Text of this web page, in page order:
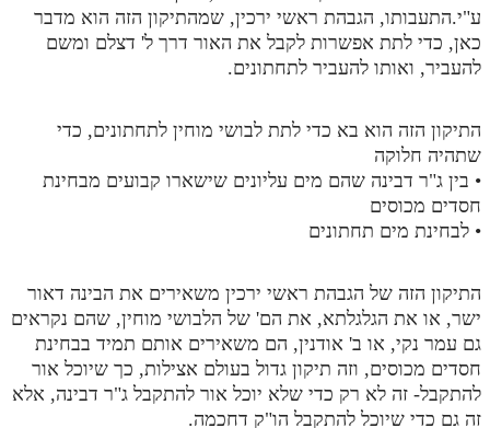
תלמוד עשר הספירות חלק יב
תלמוד עשר הספירות חלק יג
תלמוד עשר הספירות חלק טו
תלמוד עשר הספירות חלק טז
בית שער הכוונות
אודות האתר
בעל הסולם
אתר הבית
ע"י.התעבותו, הגבהת ראשי ירכין, שמהתיקון הזה הוא מדבר
כאן, כדי לתת אפשרות לקבל את האור דרך ל' דצלם ומשם
להעביר, ואותו להעביר לתחתונים.
התיקון הזה הוא בא כדי לתת לבושי מוחין לתחתונים, כדי
שתהיה חלוקה
• בין ג"ר דבינה שהם מים עליונים שישארו קבועים מבחינת
חסדים מכוסים
• לבחינת מים תחתונים
התיקון הזה של הגבהת ראשי ירכין משאירים את הבינה דאור
ישר, או את הגלגלתא, את הם' של הלבושי מוחין, שהם נקראים
גם עמר נקי, או ב' אודנין, הם משאירים אותם תמיד בבחינת
חסדים מכוסים, וזה תיקון גדול בעולם אצילות, כך שיוכל אור
להתקבל- זה לא רק כדי שלא יוכל אור להתקבל ג"ר דבינה, אלא
זה גם כדי שיוכל להתקבל הו"ק דחכמה.